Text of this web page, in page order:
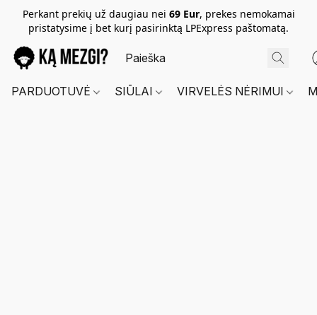
Perkant prekių už daugiau nei 69 Eur, prekes nemokamai
pristatysime į bet kurį pasirinktą LPExpress paštomatą.
PARDUOTUVĖ SIŪLAI VIRVELĖS NĖRIMUI